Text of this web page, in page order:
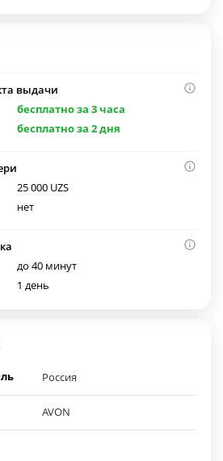
выдачи
бесплатно за 3 часа
бесплатно за 2 дня
25 000 UZS
нет
до 40 минут
1 день
Россия
AVON